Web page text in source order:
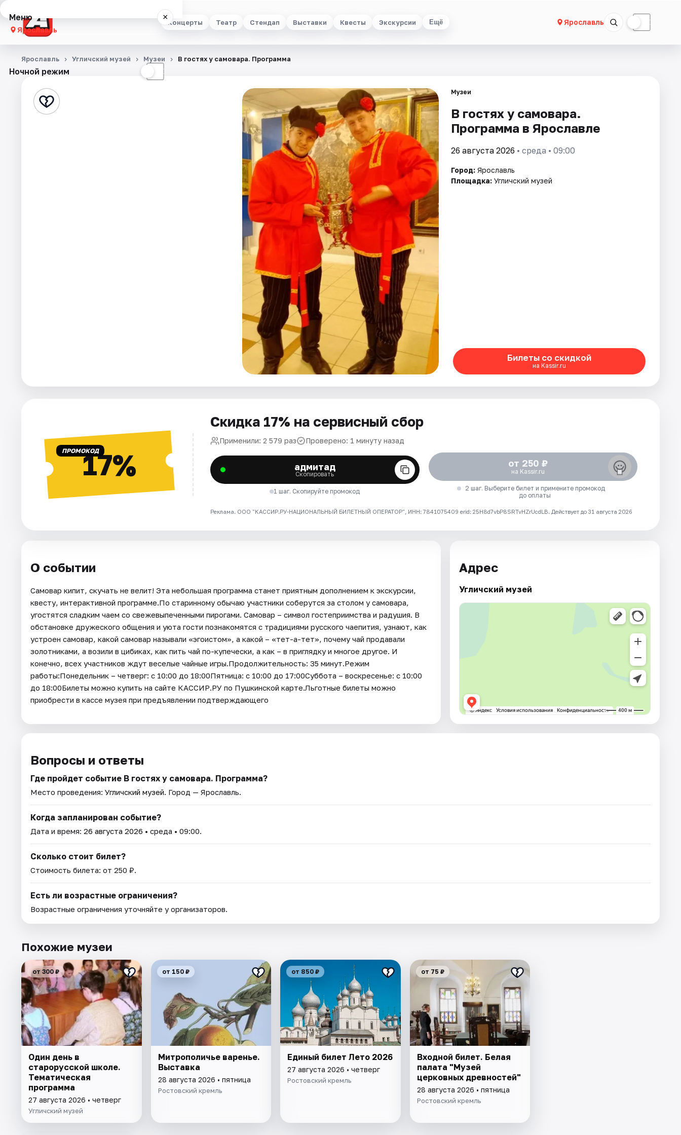
Концерты Театр Стендап Выставки Квесты Экскурсии Ещё Ярославль ☾
Меню ×
Ярославль
Концерты
Стендап
Ночной режим ☾
Ярославль Угличский музей Музеи В гостях у самовара. Программа
Музеи
В гостях у самовара.
Программа в Ярославле
26 августа 2026 • среда • 09:00
Город: Ярославль
Площадка: Угличский музей
Билеты со скидкой
на Kassir.ru
ПРОМОКОД17%
Скидка 17% на сервисный сбор
Применили: 2 579 раз Проверено: 1 минуту назад
адмитад
Скопировать
1 шаг. Скопируйте промокод
от 250 ₽
на Kassir.ru
2 шаг. Выберите билет и примените промокод
до оплаты
Реклама. ООО "КАССИР.РУ-НАЦИОНАЛЬНЫЙ БИЛЕТНЫЙ ОПЕРАТОР", ИНН: 7841075409 erid: 25H8d7vbP8SRTvHZrUcdLB. Действует до 31 августа 2026
О событии
Самовар кипит, скучать не велит! Эта небольшая программа станет приятным дополнением к экскурсии,
квесту, интерактивной программе.По старинному обычаю участники соберутся за столом у самовара,
угостятся сладким чаем со свежевыпеченными пирогами. Самовар – символ гостеприимства и радушия. В
обстановке дружеского общения и уюта гости познакомятся с традициями русского чаепития, узнают, как
устроен самовар, какой самовар называли «эгоистом», а какой – «тет-а-тет», почему чай продавали
золотниками, а возили в цибиках, как пить чай по-купечески, а как – в приглядку и многое другое. И
конечно, всех участников ждут веселые чайные игры.Продолжительность: 35 минут.Режим
работы:Понедельник – четверг: с 10:00 до 18:00Пятница: с 10:00 до 17:00Суббота – воскресенье: с 10:00
до 18:00Билеты можно купить на сайте КАССИР.РУ по Пушкинской карте.Льготные билеты можно
приобрести в кассе музея при предъявлении подтверждающего
Адрес
Угличский музей
Вопросы и ответы
Где пройдет событие В гостях у самовара. Программа?
Место проведения: Угличский музей. Город — Ярославль.
Когда запланирован событие?
Дата и время: 26 августа 2026 • среда • 09:00.
Сколько стоит билет?
Стоимость билета: от 250 ₽.
Есть ли возрастные ограничения?
Возрастные ограничения уточняйте у организаторов.
Похожие музеи
от 300 ₽
Один день в
старорусской школе.
Тематическая
программа
27 августа 2026 • четверг
Угличский музей
от 150 ₽
Митрополичье варенье.
Выставка
28 августа 2026 • пятница
Ростовский кремль
от 850 ₽
Единый билет Лето 2026
27 августа 2026 • четверг
Ростовский кремль
от 75 ₽
Входной билет. Белая
палата "Музей
церковных древностей"
28 августа 2026 • пятница
Ростовский кремль